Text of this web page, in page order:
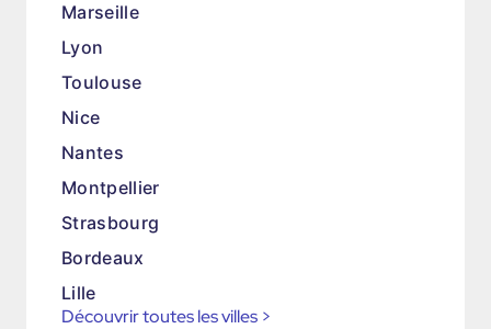
Marseille
Lyon
Toulouse
Nice
Nantes
Montpellier
Strasbourg
Bordeaux
Lille
Découvrir toutes les villes >